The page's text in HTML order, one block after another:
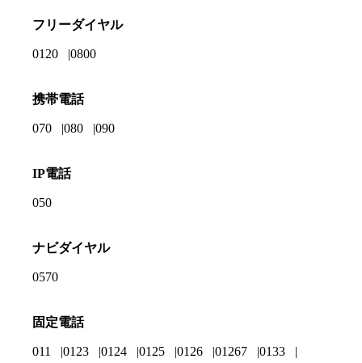
フリーダイヤル
0120 0800
携帯電話
070 080 090
IP電話
050
ナビダイヤル
0570
固定電話
011 0123 0124 0125 0126 01267
0133